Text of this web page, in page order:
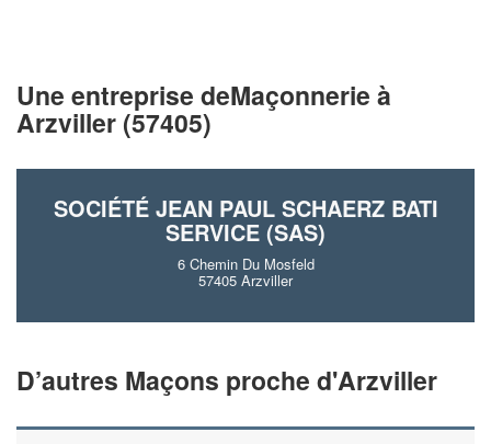
Une entreprise deMaçonnerie à
Arzviller (57405)
SOCIÉTÉ JEAN PAUL SCHAERZ BATI
SERVICE (SAS)
6 Chemin Du Mosfeld
57405 Arzviller
D’autres Maçons proche d'Arzviller
vosmarges tout en
nouveaux clients
En savoir